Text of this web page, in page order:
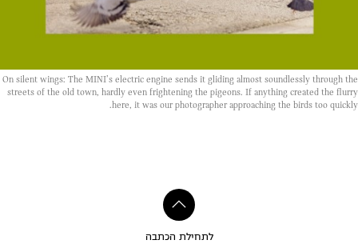
On silent wings: The MINI’s electric engine sends it gliding almost soundlessly through the
streets of the old town, hardly even frightening the pigeons. If anything created the flurry
here, it was our photographer approaching the birds too quickly.
לתחילת הכתבה